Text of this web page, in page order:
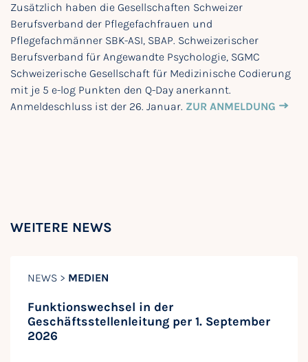
Zusätzlich haben die Gesellschaften Schweizer
Berufsverband der Pflegefachfrauen und
Pflegefachmänner SBK-ASI, SBAP. Schweizerischer
Berufsverband für Angewandte Psychologie, SGMC
Schweizerische Gesellschaft für Medizinische Codierung
mit je 5 e-log Punkten den Q-Day anerkannt.
Anmeldeschluss ist der 26. Januar. ZUR ANMELDUNG
WEITERE NEWS
NEWS > MEDIEN
Funktionswechsel in der
Geschäftsstellenleitung per 1. September
2026